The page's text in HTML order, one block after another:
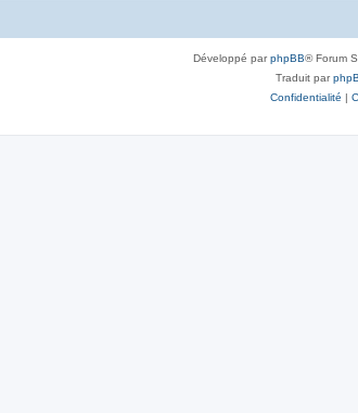
Développé parphpBB® Forum
Traduit par
Confidentialité |